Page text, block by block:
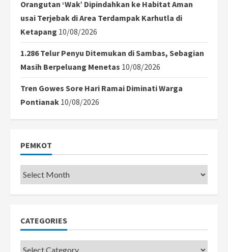
Orangutan ‘Wak’ Dipindahkan ke Habitat Aman
usai Terjebak di Area Terdampak Karhutla di
Ketapang 10/08/2026
1.286 Telur Penyu Ditemukan di Sambas, Sebagian
Masih Berpeluang Menetas 10/08/2026
Tren Gowes Sore Hari Ramai Diminati Warga
Pontianak 10/08/2026
PEMKOT
Pemkot
CATEGORIES
Categories